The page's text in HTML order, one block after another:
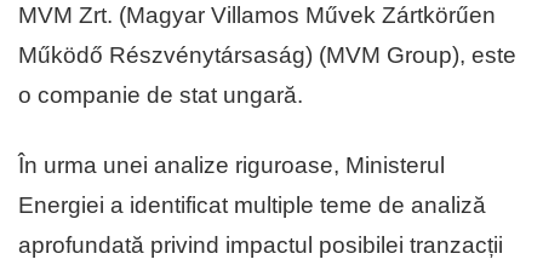
MVM Zrt. (Magyar Villamos Művek Zártkörűen
Működő Részvénytársaság) (MVM Group), este
o companie de stat ungară.
În urma unei analize riguroase, Ministerul
Energiei a identificat multiple teme de analiză
aprofundată privind impactul posibilei tranzacții